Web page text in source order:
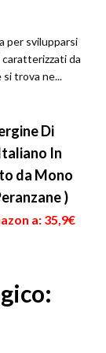
per svilupparsi
da
trova ne...
Di
In
da Mono
)
a: 35,9€